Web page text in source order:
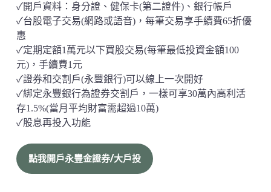
✓開戶資料：身分證、健保卡(第二證件)、銀行帳戶
✓台股電子交易(網路或語音)，每筆交易享手續費65折優
惠
✓定期定額1萬元以下買股交易(每筆最低投資金額100
元)，手續費1元
✓證券和交割戶(永豐銀行)可以線上一次開好
✓綁定永豐銀行為證券交割戶，一樣可享30萬內高利活
存1.5%(當月平均財富需超過10萬)
✓股息再投入功能
點我開戶永豐金證券/大戶投